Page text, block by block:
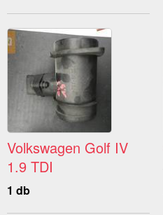
Volkswagen Golf IV
1.9 TDI
1 db